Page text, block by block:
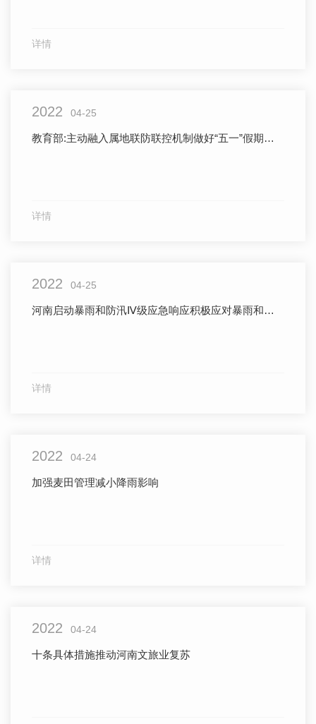
详情
2022 04-25
教育部:主动融入属地联防联控机制做好“五一”假期疫情防控工作
详情
2022 04-25
河南启动暴雨和防汛Ⅳ级应急响应积极应对暴雨和强对流天气
详情
2022 04-24
加强麦田管理减小降雨影响
详情
2022 04-24
十条具体措施推动河南文旅业复苏